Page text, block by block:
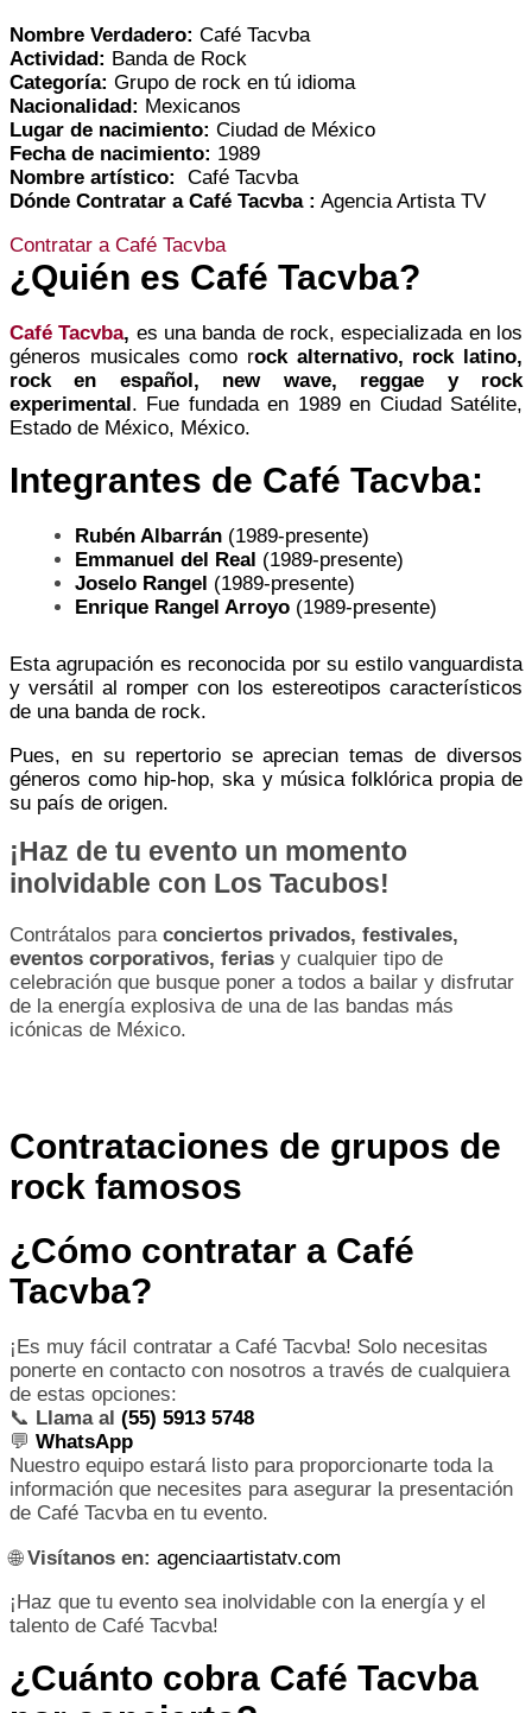
Nombre Verdadero: Café Tacvba
Actividad: Banda de Rock
Categoría: Grupo de rock en tú idioma
Nacionalidad: Mexicanos
Lugar de nacimiento: Ciudad de México
Fecha de nacimiento: 1989
Nombre artístico:
Café Tacvba
Dónde Contratar a Café Tacvba : Agencia Artista TV
Contratar a Café Tacvba
¿Quién es Café Tacvba?
Café Tacvba, es una banda de rock, especializada en los
géneros musicales como rock alternativo, rock latino,
rock en español, new wave, reggae y rock
experimental. Fue fundada en 1989 en Ciudad Satélite,
Estado de México, México.
Integrantes de Café Tacvba:
Rubén Albarrán (1989-presente)
Emmanuel del Real (1989-presente)
Joselo Rangel (1989-presente)
Enrique Rangel Arroyo (1989-presente)
Esta agrupación es reconocida por su estilo vanguardista
y versátil al romper con los estereotipos característicos
de una banda de rock.
Pues, en su repertorio se aprecian temas de diversos
géneros como hip-hop, ska y música folklórica propia de
su país de origen.
¡Haz de tu evento un momento
inolvidable con Los Tacubos!
Contrátalos para conciertos privados, festivales,
eventos corporativos, ferias y cualquier tipo de
celebración que busque poner a todos a bailar y disfrutar
de la energía explosiva de una de las bandas más
icónicas de México.
Contrataciones de grupos de
rock famosos
¿Cómo contratar a Café
Tacvba?
¡Es muy fácil contratar a Café Tacvba! Solo necesitas
ponerte en contacto con nosotros a través de cualquiera
de estas opciones:
📞 Llama al (55) 5913 5748
💬 WhatsApp
Nuestro equipo estará listo para proporcionarte toda la
información que necesites para asegurar la presentación
de Café Tacvba en tu evento.
🌐Visítanos en: agenciaartistatv.com
¡Haz que tu evento sea inolvidable con la energía y el
talento de Café Tacvba!
¿Cuánto cobra Café Tacvba